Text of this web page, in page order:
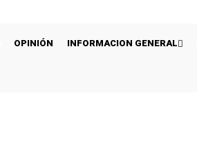
OPINIÓN INFORMACION GENERAL